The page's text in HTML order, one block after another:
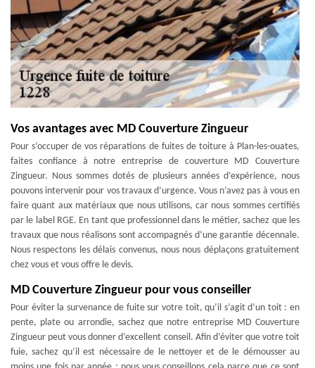
Vos avantages avec MD Couverture Zingueur
Pour s’occuper de vos réparations de fuites de toiture à Plan-les-ouates,
faites confiance à notre entreprise de couverture MD Couverture
Zingueur. Nous sommes dotés de plusieurs années d’expérience, nous
pouvons intervenir pour vos travaux d’urgence. Vous n’avez pas à vous en
faire quant aux matériaux que nous utilisons, car nous sommes certifiés
par le label RGE. En tant que professionnel dans le métier, sachez que les
travaux que nous réalisons sont accompagnés d’une garantie décennale.
Nous respectons les délais convenus, nous nous déplaçons gratuitement
chez vous et vous offre le devis.
MD Couverture Zingueur pour vous conseiller
Pour éviter la survenance de fuite sur votre toit, qu’il s’agit d’un toit : en
pente, plate ou arrondie, sachez que notre entreprise MD Couverture
Zingueur peut vous donner d’excellent conseil. Afin d’éviter que votre toit
fuie, sachez qu’il est nécessaire de le nettoyer et de le démousser au